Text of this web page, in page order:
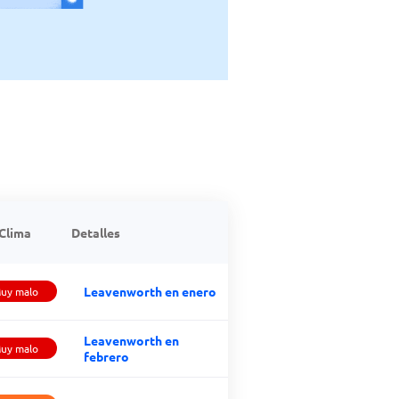
Detalles
malo Leavenworth en enero
malo
Leavenworth en
febrero